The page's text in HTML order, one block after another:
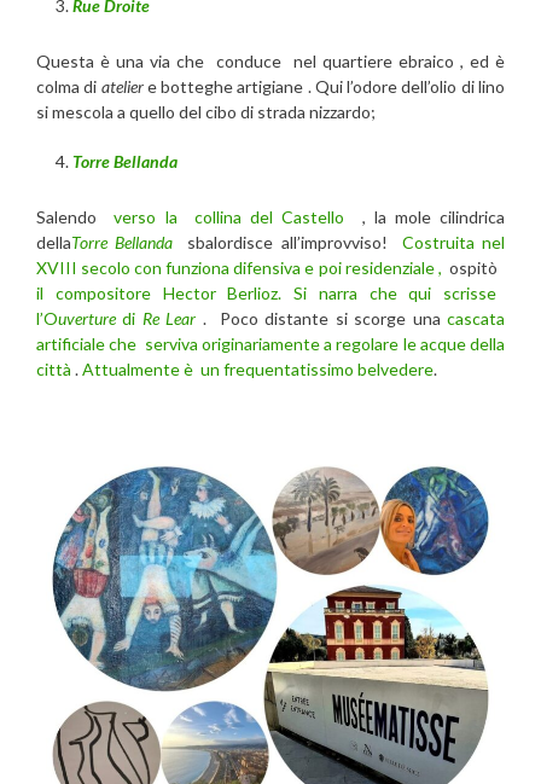
Rue Droite
Questa è una via che conduce nel quartiere ebraico , ed è
colma di ateliere botteghe artigiane . Qui l’odore dell’olio di lino
si mescola a quello del cibo di strada nizzardo;
Torre Bellanda
Salendoverso la collina del Castello
, la mole cilindrica
dellaTorre Bellanda sbalordisce all’improvviso! Costruita nel
XVIII secolo con funziona difensiva e poi residenziale , ospitò
il compositore Hector Berlioz. Si narra che qui scrisse
l’Ouverturedi Re Lear . Poco distante si scorge unacascata
artificiale che serviva originariamente a regolare le acque della
città .Attualmente è un frequentatissimo belvedere.